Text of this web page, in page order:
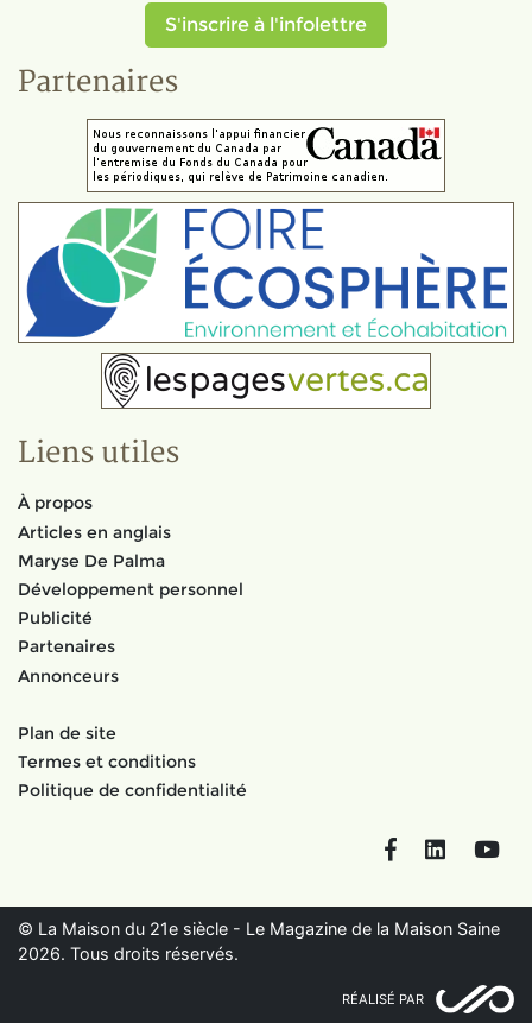
S'inscrire à l'infolettre
Partenaires
Liens utiles
À propos
Articles en anglais
Maryse De Palma
Développement personnel
Publicité
Partenaires
Annonceurs
Plan de site
Termes et conditions
Politique de confidentialité
FacebookLinkedIn
© La Maison du 21e siècle - Le Magazine de la Maison Saine
2026. Tous droits réservés.
RÉALISÉ PAR